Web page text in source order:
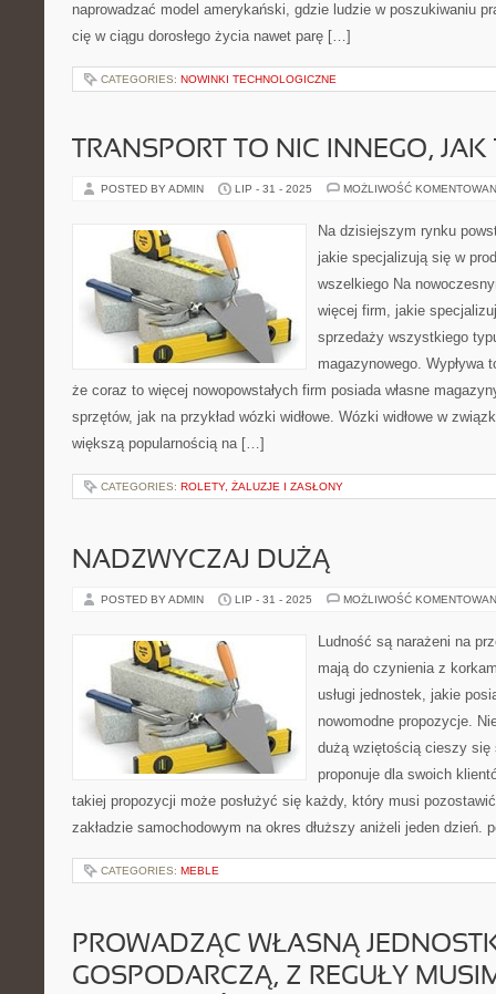
naprowadzać model amerykański, gdzie ludzie w poszukiwaniu
cię w ciągu dorosłego życia nawet parę […]
CATEGORIES: NOWINKI TECHNOLOGICZNE
TRANSPORT TO NIC INNEGO, JAK
POSTED BY ADMIN LIP - 31 - 2025 MOŻLIWOŚĆ
Na dzisiejszym rynku
jakie specjalizują się w
wszelkiego Na
więcej firm, jakie
sprzedaży wszystkiego
magazynowego. Wypływa
że coraz to więcej nowopowstałych firm posiada własne
sprzętów, jak na przykład wózki widłowe. Wózki widłowe w
większą popularnością na […]
CATEGORIES: ROLETY, ŻALUZJE I ZASŁONY
NADZWYCZAJ DUŻĄ
POSTED BY ADMIN LIP - 31 - 2025 MOŻLIWOŚĆ
Ludność są narażeni na
mają do czynienia z
usługi jednostek, jakie
nowomodne propozycje.
dużą wziętością cieszy się
proponuje dla swoich
takiej propozycji może posłużyć się każdy, który musi
zakładzie samochodowym na okres dłuższy aniżeli jeden
CATEGORIES: MEBLE
PROWADZĄC WŁASNĄ
GOSPODARCZĄ, Z REGUŁY